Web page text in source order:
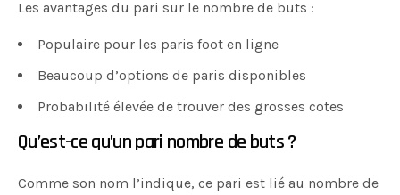
Les avantages du pari sur le nombre de buts :
Populaire pour les paris foot en ligne
Beaucoup d’options de paris disponibles
Probabilité élevée de trouver des grosses cotes
Qu’est-ce qu’un pari nombre de buts ?
Comme son nom l’indique, ce pari est lié au nombre de